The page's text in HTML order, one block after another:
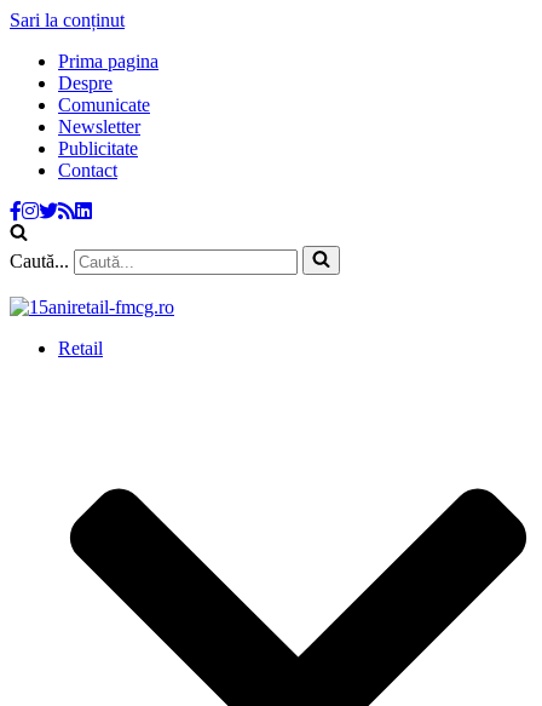
Sari la conținut
Prima pagina
Despre
Comunicate
Newsletter
Publicitate
Contact
Caută...
Retail